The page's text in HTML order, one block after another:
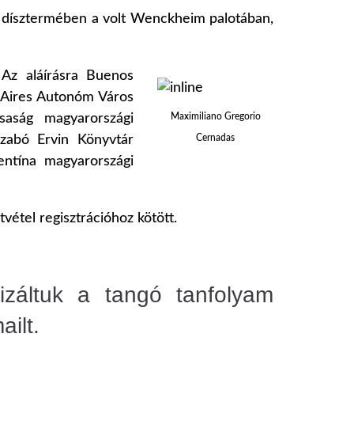
a volt Wenckheim palotában,
Maximiliano Gregorio
Cernadas
aláírásra Buenos
Autonóm Város
magyarországi
Ervin Könyvtár
magyarországi
regisztrációhoz kötött.
a tangó tanfolyam